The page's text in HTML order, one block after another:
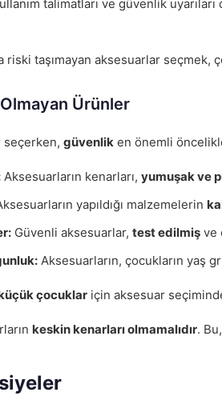
talimatları ve güvenlik
riski taşımayan aksesuarlar
Ürünler
seçerken, güvenlik en önemli
Aksesuarların kenarları, yumuşak ve
yapıldığı malzemelerin
Güvenli aksesuarlar, test edilmiş ve
Aksesuarların, çocukların yaş
çocuklar için aksesuar
keskin kenarları olmamalıdır.